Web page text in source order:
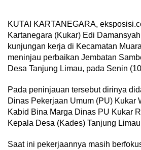
KUTAI KARTANEGARA,
Kartanegara (Kukar) Edi
kunjungan kerja di Kecamatan
meninjau perbaikan Jembatan
Desa Tanjung Limau, pada Senin
Pada peninjauan tersebut dirinya
Dinas Pekerjaan Umum (PU) Kukar
Kabid Bina Marga Dinas PU Kukar
Kepala Desa (Kades) Tanjung
Saat ini pekerjaannya masih